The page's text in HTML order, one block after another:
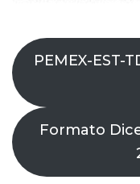
PEMEX-EST-
Formato